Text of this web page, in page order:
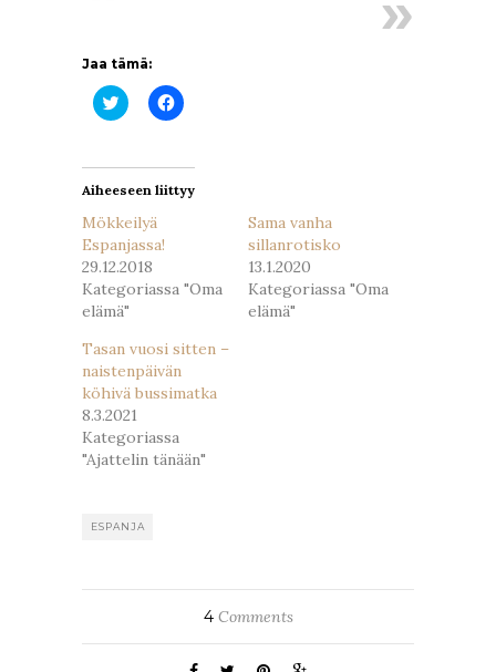
Jaa tämä:
Jaa
Twitterissä(Avautuu
Jaa
Facebookissa(Avautuu
Aiheeseen liittyy
Mökkeilyä
Espanjassa!
29.12.2018
Kategoriassa "Oma
elämä"
Sama vanha
sillanrotisko
13.1.2020
Kategoriassa "Oma
elämä"
Tasan vuosi sitten –
naistenpäivän
köhivä bussimatka
8.3.2021
Kategoriassa
"Ajattelin tänään"
ESPANJA
4Comments